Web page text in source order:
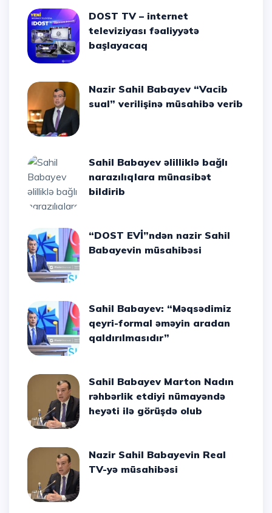
DOST TV – internet
televiziyası fəaliyyətə
başlayacaq
Nazir Sahil Babayev “Vacib
sual” verilişinə müsahibə verib
Sahil Babayev əlilliklə bağlı
narazılıqlara münasibət
bildirib
“DOST EVİ”ndən nazir Sahil
Babayevin müsahibəsi
Sahil Babayev: “Məqsədimiz
qeyri-formal əməyin aradan
qaldırılmasıdır”
Sahil Babayev Marton Nadın
rəhbərlik etdiyi nümayəndə
heyəti ilə görüşdə olub
Nazir Sahil Babayevin Real
TV-yə müsahibəsi